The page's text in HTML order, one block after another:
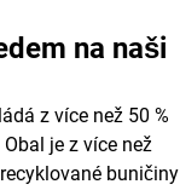
na naši
z více než 50 %
je z více než
buničiny